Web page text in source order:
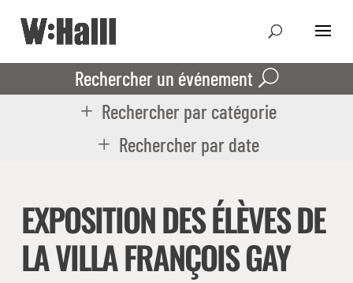
Rechercher un événement
Rechercher par catégorie
Rechercher par date
EXPOSITION DES ÉLÈVES DE
LA VILLA FRANÇOIS GAY